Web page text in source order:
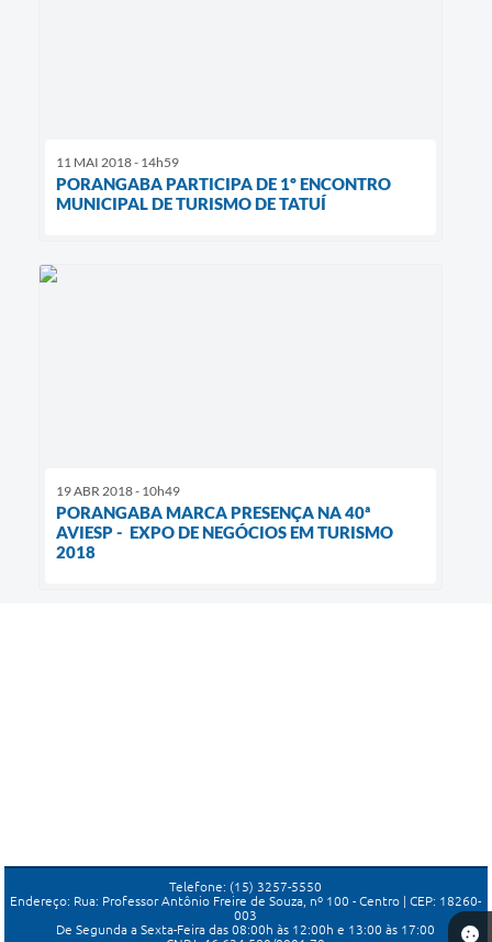
11 MAI 2018 - 14h59
PORANGABA PARTICIPA DE 1º ENCONTRO
MUNICIPAL DE TURISMO DE TATUÍ
19 ABR 2018 - 10h49
PORANGABA MARCA PRESENÇA NA 40ª
AVIESP - EXPO DE NEGÓCIOS EM TURISMO
2018
Telefone: (15) 3257-5550
Endereço: Rua: Professor Antônio Freire de Souza, nº 100 - Centro | CEP: 18260-
003
De Segunda a Sexta-Feira das 08:00h às 12:00h e 13:00 às 17:00